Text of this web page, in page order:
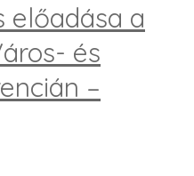
előadása a
és
–